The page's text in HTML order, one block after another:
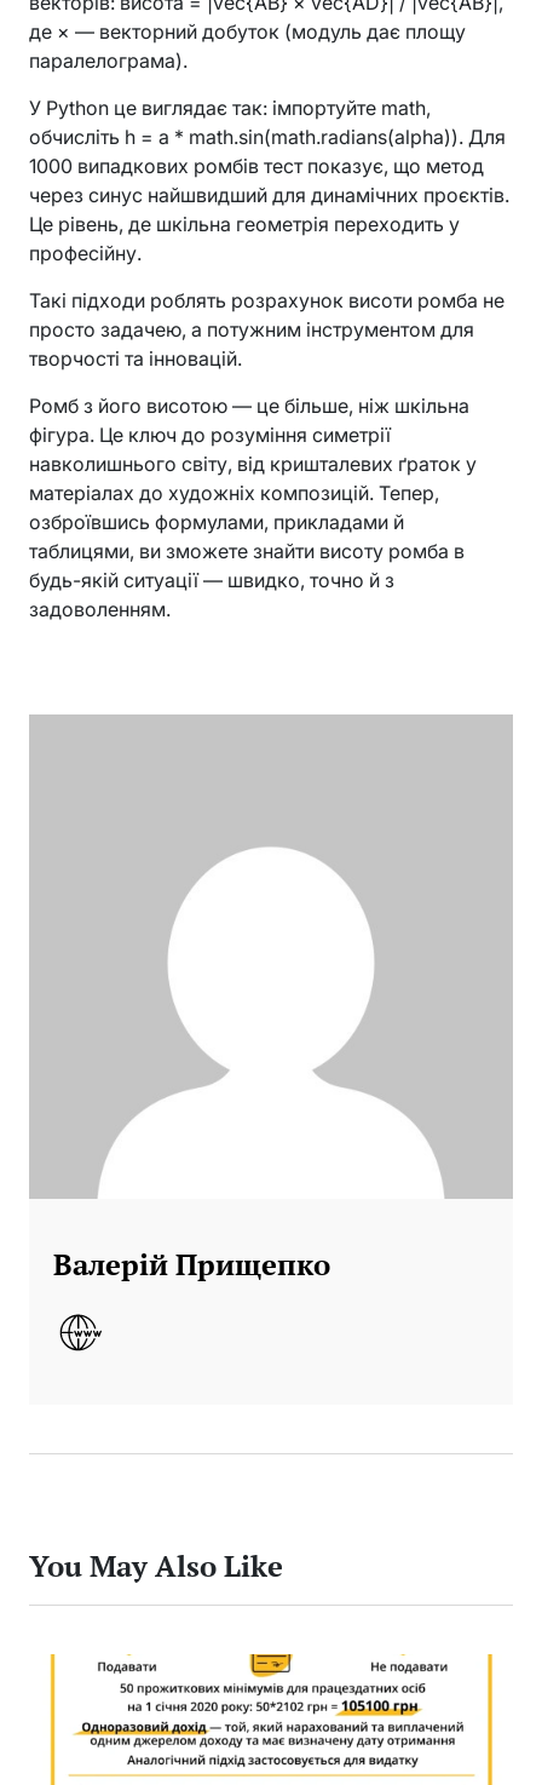
де × — векторний добуток (модуль дає площу
паралелограма).
У Python це виглядає так: імпортуйте math,
обчисліть h = a * math.sin(math.radians(alpha)). Для
1000 випадкових ромбів тест показує, що метод
через синус найшвидший для динамічних проєктів.
Це рівень, де шкільна геометрія переходить у
професійну.
Такі підходи роблять розрахунок висоти ромба не
просто задачею, а потужним інструментом для
творчості та інновацій.
Ромб з його висотою — це більше, ніж шкільна
фігура. Це ключ до розуміння симетрії
навколишнього світу, від кришталевих ґраток у
матеріалах до художніх композицій. Тепер,
озброївшись формулами, прикладами й
таблицями, ви зможете знайти висоту ромба в
будь-якій ситуації — швидко, точно й з
задоволенням.
Валерій Прищепко
You May Also Like